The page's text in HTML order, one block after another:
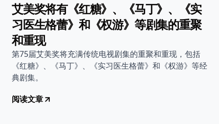
艾美奖将有《红糖》、《马丁》、《实
习医生格蕾》和《权游》等剧集的重聚
和重现
第75届艾美奖将充满传统电视剧集的重聚和重现，包括
《红糖》、《马丁》、《实习医生格蕾》和《权游》等经
典剧集。
阅读文章